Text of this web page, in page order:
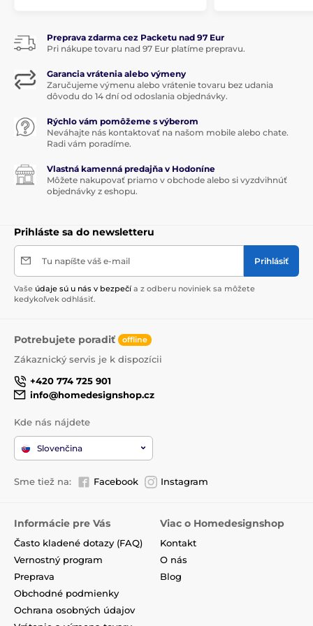
Preprava zdarma cez Packetu nad 97 Eur
Pri nákupe tovaru nad 97 Eur platíme prepravu.
Garancia vrátenia alebo výmeny
Zaručujeme výmenu alebo vrátenie tovaru bez udania
dôvodu do 14 dní od odoslania objednávky.
Rýchlo vám pomôžeme s výberom
Neváhajte nás kontaktovať na našom mobile alebo chate.
Radi vám poradíme.
Vlastná kamenná predajňa v Hodoníne
Môžete nakupovať priamo v obchode alebo si vyzdvihnúť
objednávky z eshopu.
Prihláste sa do newsletteru
Tu napíšte váš e-mail Prihlásiť
Vaše údaje sú u nás v bezpečí a z odberu noviniek sa môžete
kedykoľvek odhlásiť.
Potrebujete poradiť offline
Zákaznický servis je k dispozícii
+420 774 725 901
info@homedesignshop.cz
Kde nás nájdete
Slovenčina
Sme tiež na: Facebook Instagram
Informácie pre Vás
Často kladené dotazy (FAQ)
Vernostný program
Preprava
Obchodné podmienky
Ochrana osobných údajov
Viac o Homedesignshop
Kontakt
O nás
Blog